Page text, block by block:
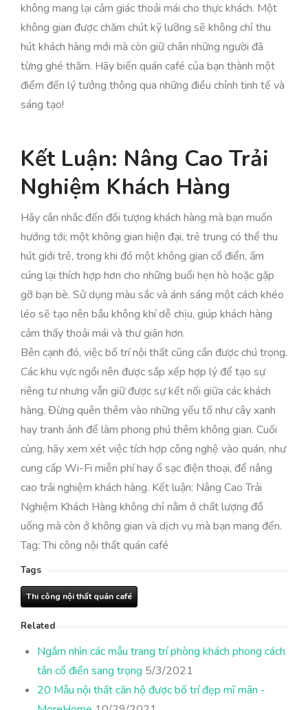
không mang lại cảm giác thoải mái cho thực khách. Một
không gian được chăm chút kỹ lưỡng sẽ không chỉ thu
hút khách hàng mới mà còn giữ chân những người đã
từng ghé thăm. Hãy biến quán café của bạn thành một
điểm đến lý tưởng thông qua những điều chỉnh tinh tế và
sáng tạo!
Kết Luận: Nâng Cao Trải
Nghiệm Khách Hàng
Hãy cân nhắc đến đối tượng khách hàng mà bạn muốn
hướng tới; một không gian hiện đại, trẻ trung có thể thu
hút giới trẻ, trong khi đó một không gian cổ điển, ấm
cúng lại thích hợp hơn cho những buổi hẹn hò hoặc gặp
gỡ bạn bè. Sử dụng màu sắc và ánh sáng một cách khéo
léo sẽ tạo nên bầu không khí dễ chịu, giúp khách hàng
cảm thấy thoải mái và thư giãn hơn.
Bên cạnh đó, việc bố trí nội thất cũng cần được chú trọng.
Các khu vực ngồi nên được sắp xếp hợp lý để tạo sự
riêng tư nhưng vẫn giữ được sự kết nối giữa các khách
hàng. Đừng quên thêm vào những yếu tố như cây xanh
hay tranh ảnh để làm phong phú thêm không gian. Cuối
cùng, hãy xem xét việc tích hợp công nghệ vào quán, như
cung cấp Wi-Fi miễn phí hay ổ sạc điện thoại, để nâng
cao trải nghiệm khách hàng. Kết luận: Nâng Cao Trải
Nghiệm Khách Hàng không chỉ nằm ở chất lượng đồ
uống mà còn ở không gian và dịch vụ mà bạn mang đến.
Tag: Thi công nội thất quán café
Tags
Thi công nội thất quán café
Related
Ngắm nhìn các mẫu trang trí phòng khách phong cách
tân cổ điển sang trọng 5/3/2021
20 Mẫu nội thất căn hộ được bố trí đẹp mĩ mãn -